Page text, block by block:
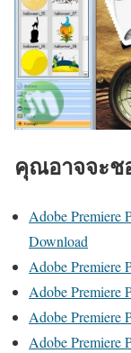
คุณอาจจะช
Adobe Premiere
Download
Adobe Premiere
Adobe Premiere
Adobe
Adobe Premiere